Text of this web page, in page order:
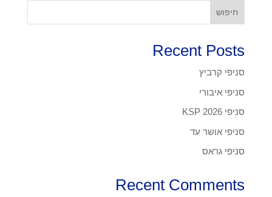
חיפוש
Recent Posts
סניפי קרביץ
סניפי איבורי
סניפי KSP 2026
סניפי אושר עד
סניפי גראס
Recent Comments